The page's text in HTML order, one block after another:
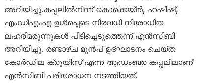
അറിയിച്ചു.കപ്പലിൽനിന്ന് കൊക്കെയ്ൻ, ഹഷീഷ്,
എംഡിഎംഎ ഉൾപ്പെടെ നിരവധി നിരോധിത
ലഹരിമരുന്നുകൾ പിടിച്ചെടുത്തെന്ന് എൻസിബി
അറിയിച്ചു. രണ്ടാഴ്ച മുൻപ് ഉദ്ഘാടനം ചെയ്ത
കോർഡില ക്രൂയിസ് എന്ന ആഡംബര കപ്പലിലാണ്
എൻസിബി പരിശോധന നടത്തിയത്.